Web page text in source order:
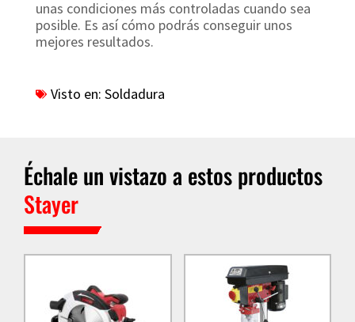
unas condiciones más controladas cuando sea
posible. Es así cómo podrás conseguir unos
mejores resultados.
Visto en: Soldadura
Échale un vistazo a estos productos
Stayer